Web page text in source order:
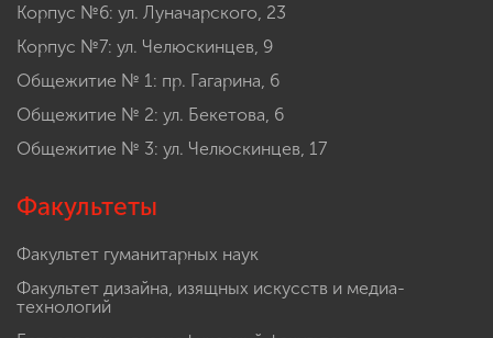
Корпус №6: ул. Луначарского, 23
Корпус №7: ул. Челюскинцев, 9
Общежитие № 1: пр. Гагарина, 6
Общежитие № 2: ул. Бекетова, 6
Общежитие № 3: ул. Челюскинцев, 17
Факультеты
Факультет гуманитарных наук
Факультет дизайна, изящных искусств и медиа-
технологий